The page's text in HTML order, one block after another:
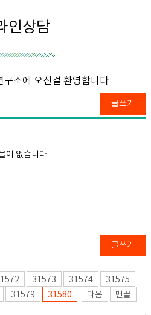
인상담
구소에 오신걸 환영합니다
글쓰기
이 없습니다.
글쓰기
31573 31574
31575
31579 31580 다음 맨끝